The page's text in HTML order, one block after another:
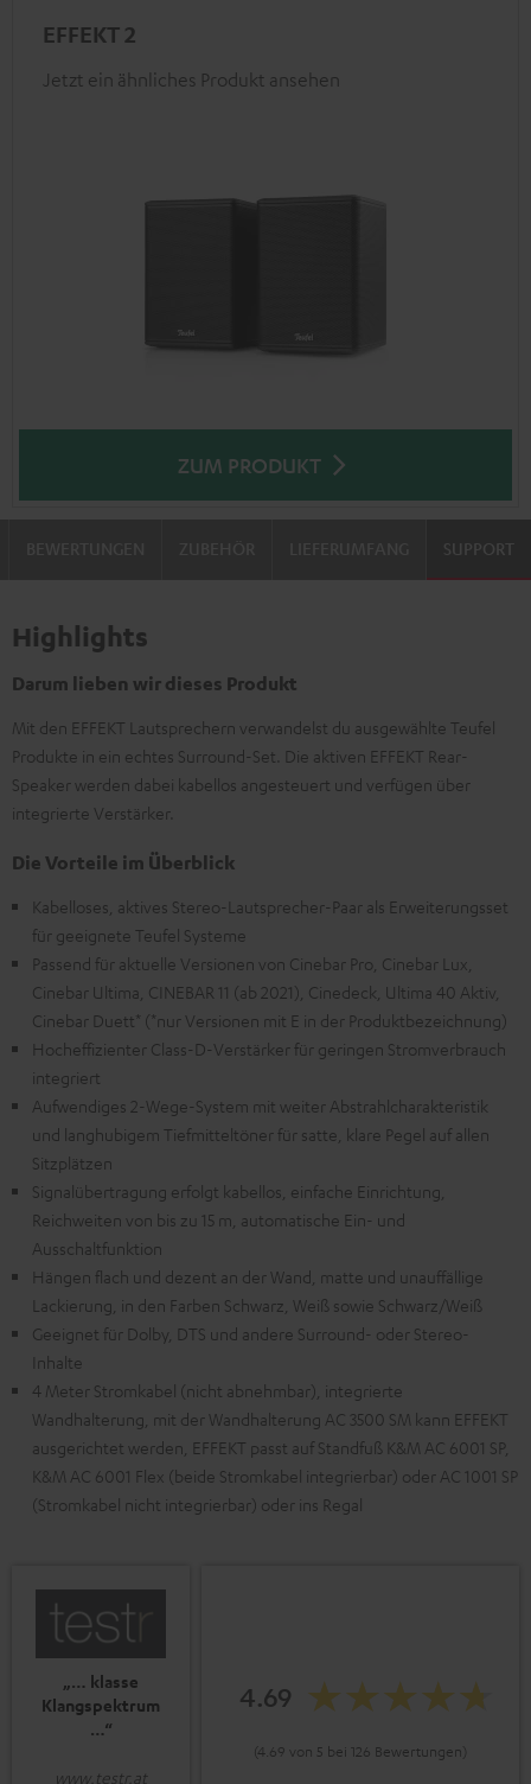
EFFEKT 2
Jetzt ein ähnliches Produkt ansehen
ZUM PRODUKT
SUPPORT
Highlights
Darum lieben wir dieses Produkt
Mit den EFFEKT Lautsprechern verwandelst du ausgewählte Teufel
Produkte in ein echtes Surround-Set. Die aktiven EFFEKT Rear-
Speaker werden dabei kabellos angesteuert und verfügen über
integrierte Verstärker.
Die Vorteile im Überblick
Kabelloses, aktives Stereo-Lautsprecher-Paar als Erweiterungsset
für geeignete Teufel Systeme
Passend für aktuelle Versionen von Cinebar Pro, Cinebar Lux,
Cinebar Ultima, CINEBAR 11 (ab 2021), Cinedeck, Ultima 40 Aktiv,
Cinebar Duett* (*nur Versionen mit E in der Produktbezeichnung)
Hocheffizienter Class-D-Verstärker für geringen Stromverbrauch
integriert
Aufwendiges 2-Wege-System mit weiter Abstrahlcharakteristik
und langhubigem Tiefmitteltöner für satte, klare Pegel auf allen
Sitzplätzen
Signalübertragung erfolgt kabellos, einfache Einrichtung,
Reichweiten von bis zu 15 m, automatische Ein- und
Ausschaltfunktion
Hängen flach und dezent an der Wand, matte und unauffällige
Lackierung, in den Farben Schwarz, Weiß sowie Schwarz/Weiß
Geeignet für Dolby, DTS und andere Surround- oder Stereo-
Inhalte
4 Meter Stromkabel (nicht abnehmbar), integrierte
Wandhalterung, mit der Wandhalterung AC 3500 SM kann EFFEKT
ausgerichtet werden, EFFEKT passt auf Standfuß K&M AC 6001 SP,
K&M AC 6001 Flex (beide Stromkabel integrierbar) oder AC 1001 SP
(Stromkabel nicht integrierbar) oder ins Regal
„… klasse
Klangspektrum
…“
www.testr.at
4.69
(4.69 von 5 bei 126 Bewertungen)